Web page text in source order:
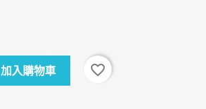
加入購物車 favorite_border